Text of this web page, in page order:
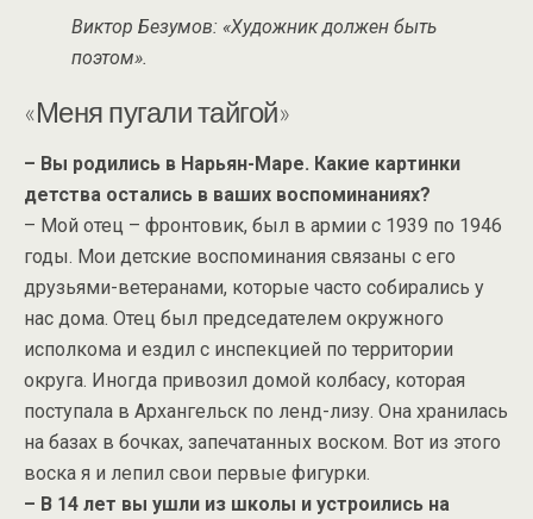
Виктор Безумов: «Художник должен быть
поэтом».
«Меня пугали тайгой»
– Вы родились в Нарьян-Маре. Какие картинки
детства остались в ваших воспоминаниях?
– Мой отец – фронтовик, был в армии с 1939 по 1946
годы. Мои детские воспоминания связаны с его
друзьями-ветеранами, которые часто собирались у
нас дома. Отец был председателем окружного
исполкома и ездил с инспекцией по территории
округа. Иногда привозил домой колбасу, которая
поступала в Архангельск по ленд-лизу. Она хранилась
на базах в бочках, запечатанных воском. Вот из этого
воска я и лепил свои первые фигурки.
– В 14 лет вы ушли из школы и устроились на